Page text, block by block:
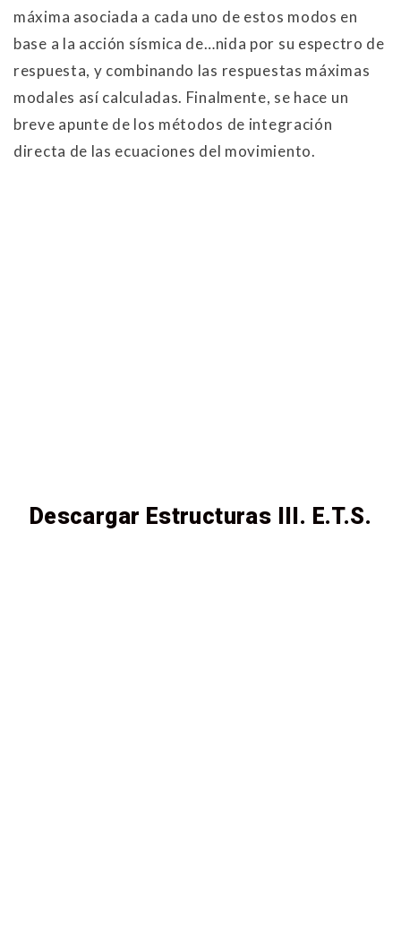
máxima asociada a cada uno de estos modos en
base a la acción sísmica de…nida por su espectro de
respuesta, y combinando las respuestas máximas
modales así calculadas. Finalmente, se hace un
breve apunte de los métodos de integración
directa de las ecuaciones del movimiento.
Descargar Estructuras III. E.T.S.